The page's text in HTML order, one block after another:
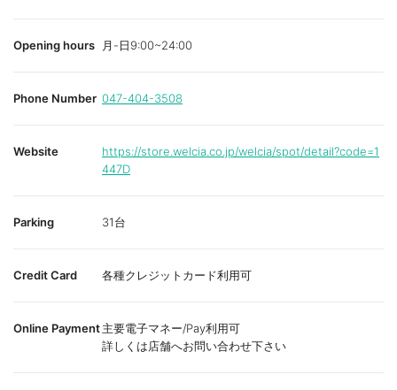
Opening hours 月-日9:00~24:00
Phone Number 047-404-3508
Website
https://store.welcia.co.jp/welcia/spot/detail?code=1
447D
Parking 31台
Credit Card 各種クレジットカード利用可
Online Payment主要電子マネー/Pay利用可
詳しくは店舗へお問い合わせ下さい